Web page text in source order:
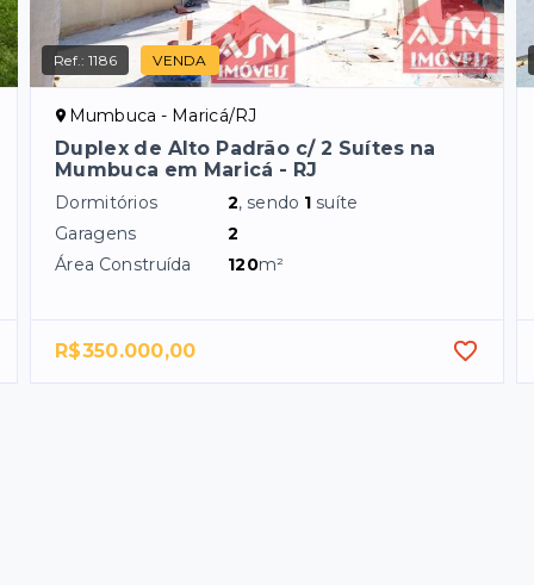
Ref.:1186 VENDA
Mumbuca - Maricá/RJ
Duplex de Alto Padrão c/ 2 Suítes na
Mumbuca em Maricá - RJ
Dormitórios 2, sendo 1 suíte
Garagens
2
Área Construída
120m²
R$350.000,00